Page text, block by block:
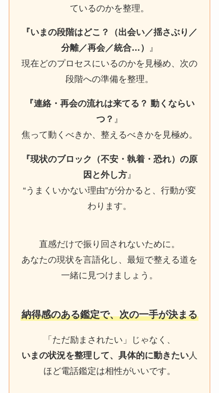
ているのかを整理。
『いまの段階はどこ？（出会い／揺さぶり／
分離／再会／統合…） 』
現在どのプロセスにいるのかを見極め、次の
段階への準備を整理。
『連絡・再会の流れは来てる？ 動くならい
つ？ 』
焦って動くべきか、整えるべきかを見極め。
『現状のブロック（不安・執着・恐れ）の原
因と外し方』
“うまくいかない理由”が分かると、行動が変
わります。
直感だけで振り回されないために。
あなたの現状を言語化し、最短で整える道を
一緒に見つけましょう。
納得感のある鑑定で、次の一手が決まる
「ただ励まされたい」じゃなく、
いまの状況を整理して、具体的に動きたい 人
ほど電話鑑定は相性がいいです。